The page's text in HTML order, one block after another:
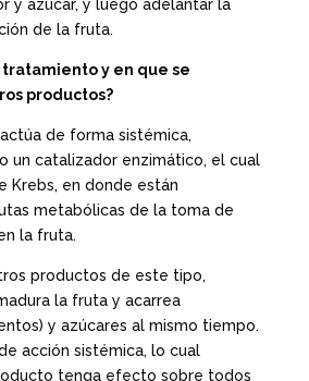
y azúcar, y luego adelantar la
de la fruta.
y en que se
productos?
de forma sistémica,
un catalizador enzimático, el cual
Krebs, en donde están
metabólicas de la toma de
la fruta.
productos de este tipo,
la fruta y acarrea
y azúcares al mismo tiempo.
acción sistémica, lo cual
tenga efecto sobre todos